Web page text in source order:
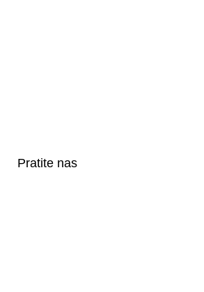
Pratite nas